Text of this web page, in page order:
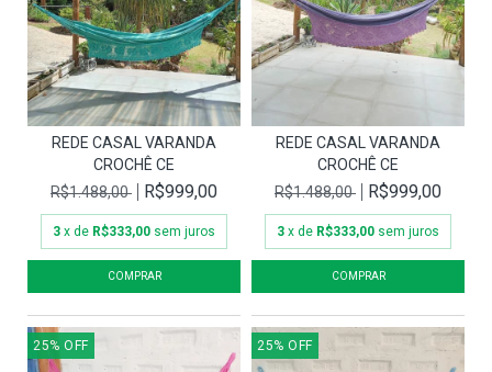
REDE CASAL VARANDA
CROCHÊ CE
R$1.488,00
R$999,00
3 x de R$333,00 sem juros
REDE CASAL VARANDA
CROCHÊ CE
R$1.488,00
R$999,00
3 x de R$333,00 sem juros
25% OFF 25% OFF